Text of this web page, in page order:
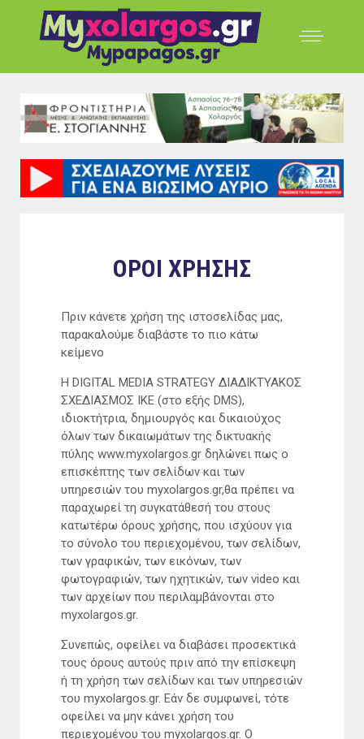
ΟΡΟΙ ΧΡΗΣΗΣ
Πριν κάνετε χρήση της ιστοσελίδας μας,
παρακαλούμε διαβάστε το πιο κάτω
κείμενο
Η DIGITAL MEDIA STRATEGY ΔΙΑΔΙΚΤΥΑΚΟΣ
ΣΧΕΔΙΑΣΜΟΣ ΙΚΕ (στο εξής DMS),
ιδιοκτήτρια, δημιουργός και δικαιούχος
όλων των δικαιωμάτων της δικτυακής
πύλης www.myxolargos.gr δηλώνει πως ο
επισκέπτης των σελίδων και των
υπηρεσιών του myxolargos.gr,θα πρέπει να
παραχωρεί τη συγκατάθεσή του στους
κατωτέρω όρους χρήσης, που ισχύουν για
το σύνολο του περιεχομένου, των σελίδων,
των γραφικών, των εικόνων, των
φωτογραφιών, των ηχητικών, των video και
των αρχείων που περιλαμβάνονται στo
myxolargos.gr.
Συνεπώς, οφείλει να διαβάσει προσεκτικά
τους όρους αυτούς πριν από την επίσκεψη
ή τη χρήση των σελίδων και των υπηρεσιών
του myxolargos.gr. Εάν δε συμφωνεί, τότε
οφείλει να μην κάνει χρήση του
περιεχομένου του myxolargos.gr. Ο